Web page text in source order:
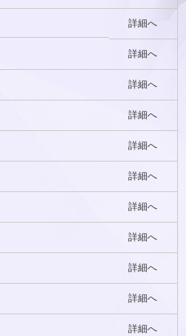
詳細へ
詳細へ
詳細へ
詳細へ
詳細へ
詳細へ
詳細へ
詳細へ
詳細へ
詳細へ
詳細へ